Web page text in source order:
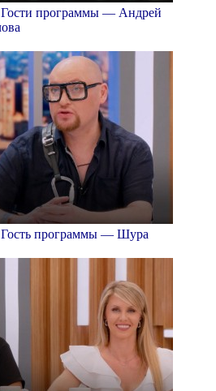
программы — Андрей
программы — Шура